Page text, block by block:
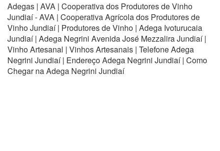
Adegas | AVA | Cooperativa dos Produtores de Vinho
Jundiaí - AVA | Cooperativa Agrícola dos Produtores de
Vinho Jundiaí | Produtores de Vinho | Adega Ivoturucaia
Jundiaí | Adega Negrini Avenida José Mezzalira Jundiaí |
Vinho Artesanal | Vinhos Artesanais | Telefone Adega
Negrini Jundiaí | Endereço Adega Negrini Jundiaí | Como
Chegar na Adega Negrini Jundiaí